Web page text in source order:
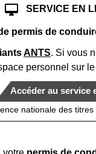
desktop_mac SERVICE EN
permis de
ANTS. Si vous
personnel sur
Accéder au service
nationale des